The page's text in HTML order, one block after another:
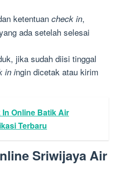
ketentuan check in,
ada setelah selesai
jika sudah diisi tinggal
in ingin dicetak atau kirim
Online Batik Air
Terbaru
Sriwijaya Air